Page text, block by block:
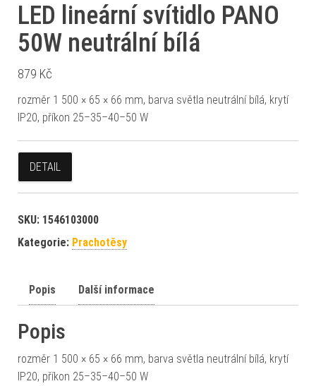
LED lineární svítidlo PANO
50W neutrální bílá
879 Kč
rozměr 1 500 × 65 × 66 mm, barva světla neutrální bílá, krytí
IP20, příkon 25–35–40–50 W
DETAIL
SKU: 1546103000
Kategorie: Prachotěsy
Popis Další informace
Popis
rozměr 1 500 × 65 × 66 mm, barva světla neutrální bílá, krytí
IP20, příkon 25–35–40–50 W